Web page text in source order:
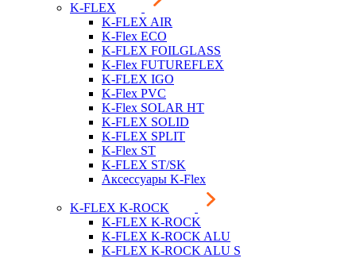
K-FLEX
K-FLEX AIR
K-Flex ECO
K-FLEX FOILGLASS
K-Flex FUTUREFLEX
K-FLEX IGO
K-Flex PVC
K-Flex SOLAR HT
K-FLEX SOLID
K-FLEX SPLIT
K-Flex ST
K-FLEX ST/SK
Аксессуары K-Flex
K-FLEX K-ROCK
K-FLEX K-ROCK
K-FLEX K-ROCK ALU
K-FLEX K-ROCK ALU S